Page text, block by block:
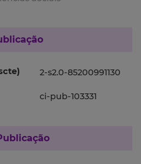
2-s2.0-85200991130
ci-pub-103331